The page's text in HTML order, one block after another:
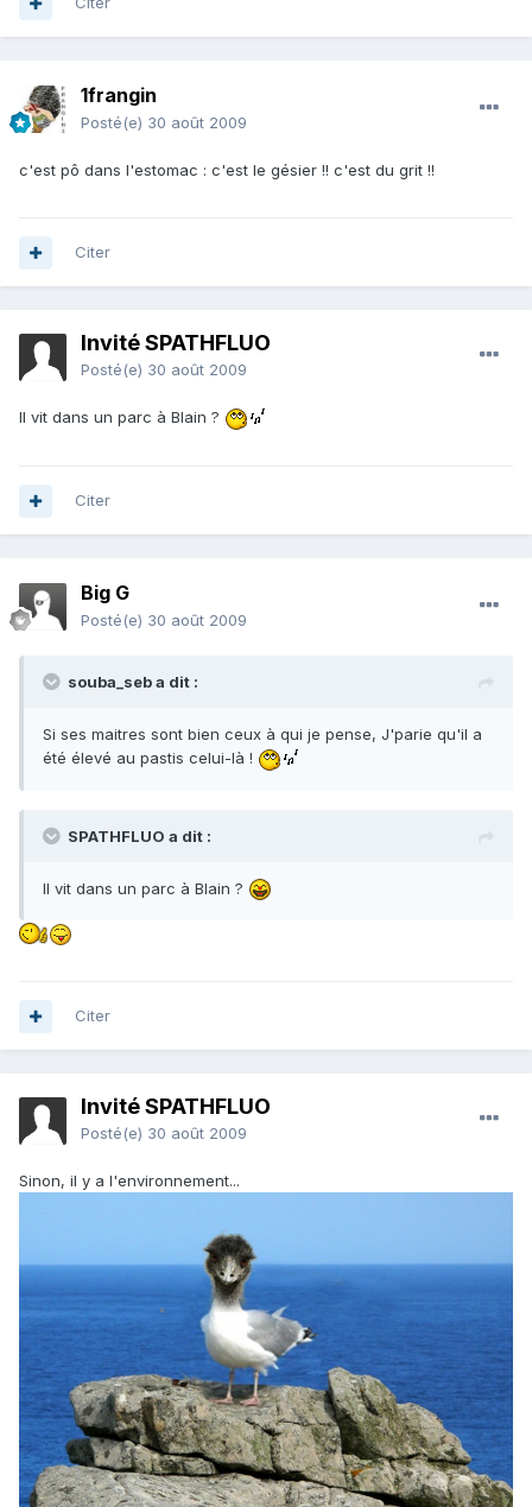
1frangin
Posté(e) 30 août 2009
c'est pô dans l'estomac : c'est le gésier !! c'est du grit !!
Citer
Invité SPATHFLUO
Posté(e) 30 août 2009
Il vit dans un parc à Blain ?
Citer
Big G
Posté(e) 30 août 2009
souba_seb a dit :
Si ses maitres sont bien ceux à qui je pense, J'parie qu'il a
été élevé au pastis celui-là !
SPATHFLUO a dit :
Il vit dans un parc à Blain ?
Citer
Invité SPATHFLUO
Posté(e) 30 août 2009
Sinon, il y a l'environnement...